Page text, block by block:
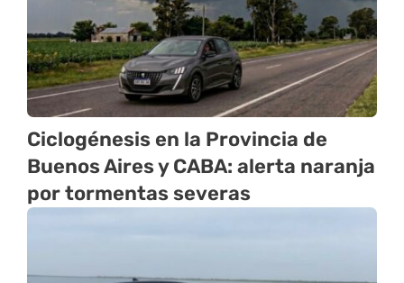
Ciclogénesis en la Provincia de
Buenos Aires y CABA: alerta naranja
por tormentas severas